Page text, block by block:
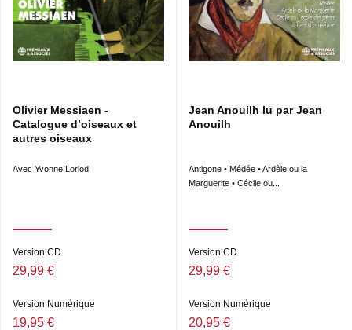
Olivier Messiaen -
Catalogue d’oiseaux et
autres oiseaux
Avec Yvonne Loriod
Version CD
29,99 €
Version Numérique
19,95 €
Jean Anouilh lu par Jean
Anouilh
Antigone • Médée • Ardèle ou la
Marguerite • Cécile ou...
Version CD
29,99 €
Version Numérique
20,95 €